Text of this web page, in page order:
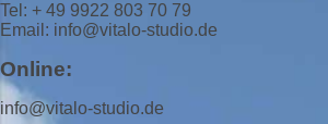
Tel: + 49 9922 803 70 79
Email: info@vitalo-studio.de
Online:
info@vitalo-studio.de